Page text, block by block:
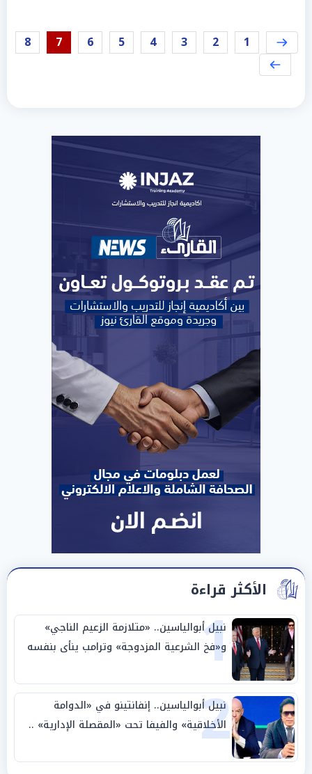
1
2
3
4
5
6
7
8
الأكثر قراءة
1
نبيل أبوالياسين.. «متلازمة الزعيم الناجي»
و«فخ الشرعية المزدوجة» وترامب ينأى بنفسه
وحليفه في «ميتم استراتيجي»
2
نبيل أبوالياسين.. إنفانتينو في «الدوامة
الأخلاقية» والفيفا تحت «المقصلة الإدارية» ..
«عبادة العرش وجنازة المصداقية»